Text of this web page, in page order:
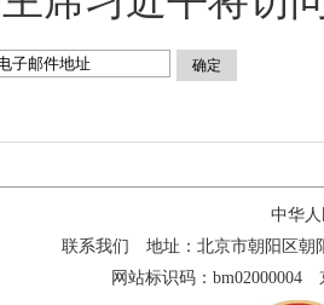
确定
中华
联系我们 地址：北京市朝阳区朝
网站标识码：bm02000004